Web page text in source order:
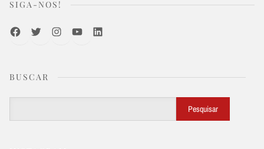
SIGA-NOS!
FacebookTwitterInstagramYoutubeLinkedIn
BUSCAR
Pesquisar